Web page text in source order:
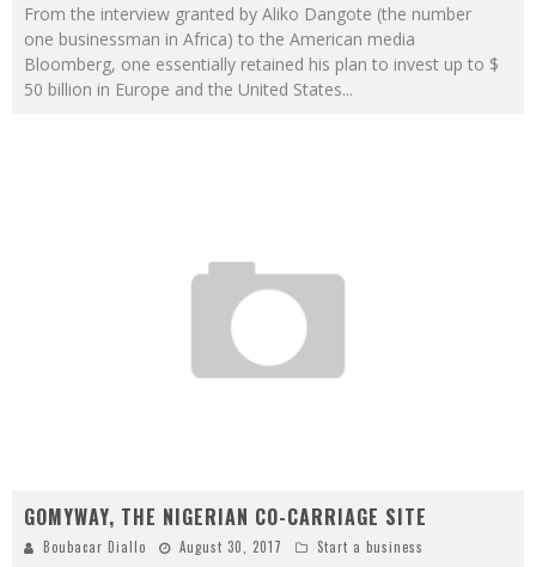
From the interview granted by Aliko Dangote (the number
one businessman in Africa) to the American media
Bloomberg, one essentially retained his plan to invest up to $
50 billion in Europe and the United States...
GOMYWAY, THE NIGERIAN CO-CARRIAGE SITE
Boubacar Diallo August 30, 2017 Start a business